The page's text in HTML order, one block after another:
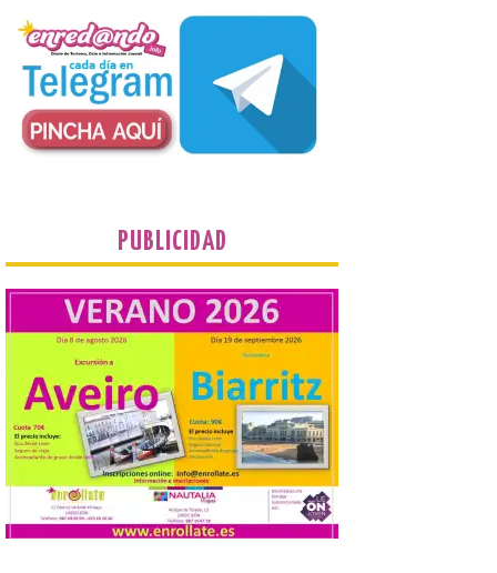
de…viaje. Una iniciativa
organizado por la sección
juvenil de la Asociación
Enróllate, la Asociación
Conceyu País Llionés y el Diario de
Turismo, Ocio e Información para
jóvenes “Enredando.info”. Eduardo
Morán nos envía desde la carretera […]
Camarzius fest: frente al
macroevento, un festival
cultural transformador
que apuesta por el legado.
6 Ago 2026
Los días 7, 8 y 9 de agosto
de 2026, Camarzana de
Tera volverá a convertirse
en punto de encuentro,
con la Villa Romana de
Orpheus. Vivimos un momento en el que la
música en directo mueve grandes
fenómenos de […]
PUBLICIDAD